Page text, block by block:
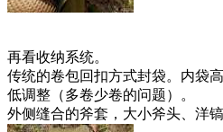
再看收纳系统。
传统的卷包回扣方式封袋。内袋
低调整（多卷少卷的问题）。
外侧缝合的斧套，大小斧头、洋